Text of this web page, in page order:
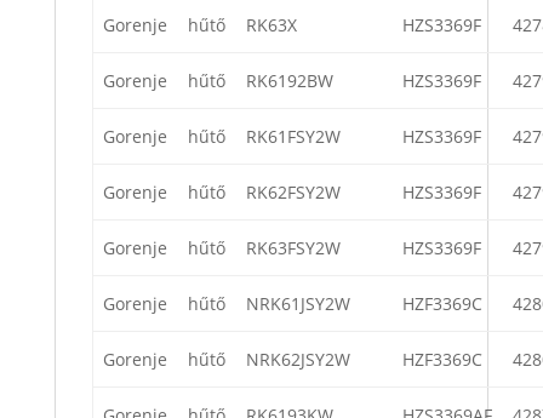
Gorenje hűtő RK63X HZS3369F
Gorenje hűtő RK6192BW HZS3369F
Gorenje hűtő RK61FSY2W HZS3369F
Gorenje hűtő RK62FSY2W HZS3369F
Gorenje hűtő RK63FSY2W HZS3369F
Gorenje hűtő NRK61JSY2W HZF3369C
Gorenje hűtő NRK62JSY2W HZF3369C